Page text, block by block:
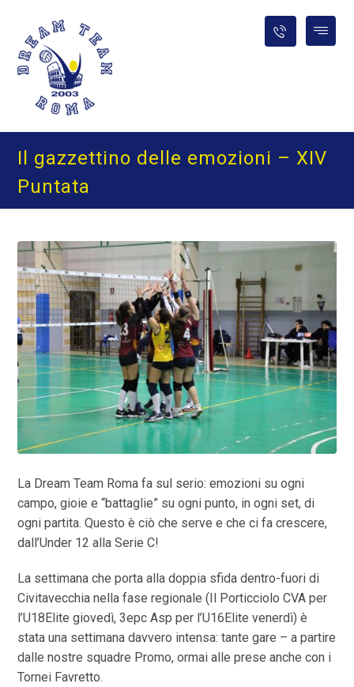
Il gazzettino delle emozioni – XIV
Puntata
La Dream Team Roma fa sul serio: emozioni su ogni
campo, gioie e “battaglie” su ogni punto, in ogni set, di
ogni partita. Questo è ciò che serve e che ci fa crescere,
dall’Under 12 alla Serie C!
La settimana che porta alla doppia sfida dentro-fuori di
Civitavecchia nella fase regionale (Il Porticciolo CVA per
l’U18Elite giovedì, 3epc Asp per l’U16Elite venerdì) è
stata una settimana davvero intensa: tante gare – a partire
dalle nostre squadre Promo, ormai alle prese anche con i
Tornei Favretto.